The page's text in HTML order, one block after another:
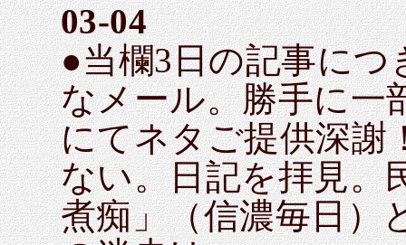
03-04
●当欄3日の記事につ
なメール。勝手に一
にてネタご提供深
ない。日記を拝見。
煮痴」（信濃毎日）